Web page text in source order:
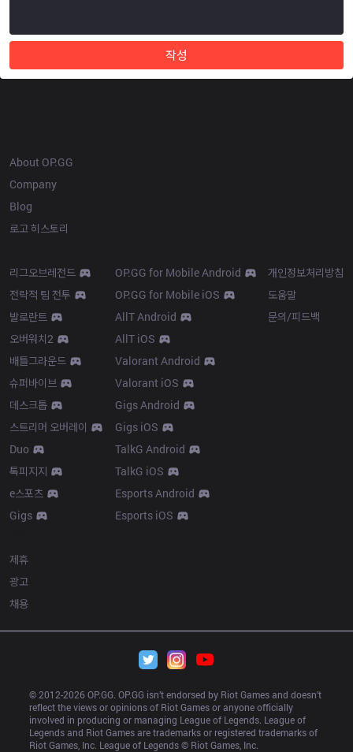
작성
About OP.GG
Company
Blog
로고 히스토리
리그오브레전드
전략적 팀 전투
발로란트
오버워치2
배틀그라운드
슈퍼바이브
데스크톱
스트리머 오버레이
Duo
톡피지지
e스포츠
Gigs
OP.GG for Mobile Android
OP.GG for Mobile iOS
AllT Android
AllT iOS
Valorant Android
Valorant iOS
Gigs Android
Gigs iOS
TalkG Android
TalkG iOS
Esports Android
Esports iOS
개인정보처리방침
도움말
문의/피드백
제휴
광고
채용
© 2012-2026 OP.GG. OP.GG isn’t endorsed by Riot Games and doesn’t
reflect the views or opinions of Riot Games or anyone officially
involved in producing or managing League of Legends. League of
Legends and Riot Games are trademarks or registered trademarks of
Riot Games, Inc. League of Legends © Riot Games, Inc.